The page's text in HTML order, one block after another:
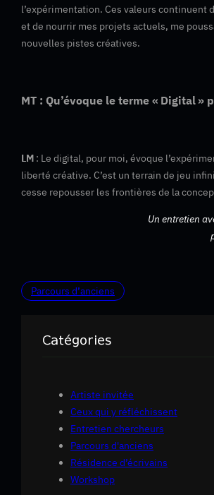
l’expérimentation. Ces valeurs continuent
et de nourrir mes projets actuels, me
nouvelles pistes créatives.
MT : Qu’évoque le terme « Digital »
LM : Le digital, pour moi, évoque
liberté créative. C’est un terrain de jeu
cesse repousser les frontières de la
Un entretien
Parcours d’anciens
Catégories
Artiste invitée
Ceux qui y réfléchissent
Entretien chercheurs
Parcours d'anciens
Résidence d’écrivains
Workshop